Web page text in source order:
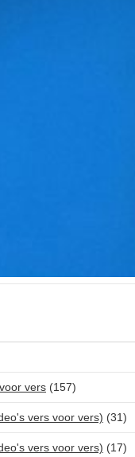
vers (157)
vers voor vers) (31)
vers voor vers) (17)